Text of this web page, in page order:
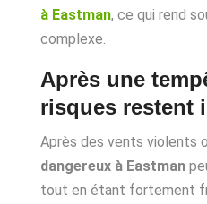
à Eastman, ce qui rend
complexe.
Après une
risques restent
Après des vents violents
dangereux à Eastman
tout en étant fortement